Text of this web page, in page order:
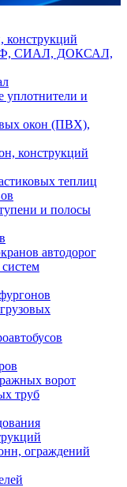
конструкций
СИАЛ, ДОКСАЛ,
уплотнители и
окон (ПВХ),
конструкций
теплиц
и полосы
автодорог
ворот
труб
ограждений